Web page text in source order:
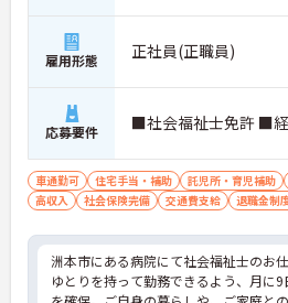
雇用形態 正社員(正職員)
応募要件 ■社会福祉士免許 ■
車通勤可 住宅手当・補助 託児所・育児補助
高収入
社会保険完備 交通費支給 退職金制
洲本市にある病院にて社会福祉士のお仕
ゆとりを持って勤務できるよう、月に9